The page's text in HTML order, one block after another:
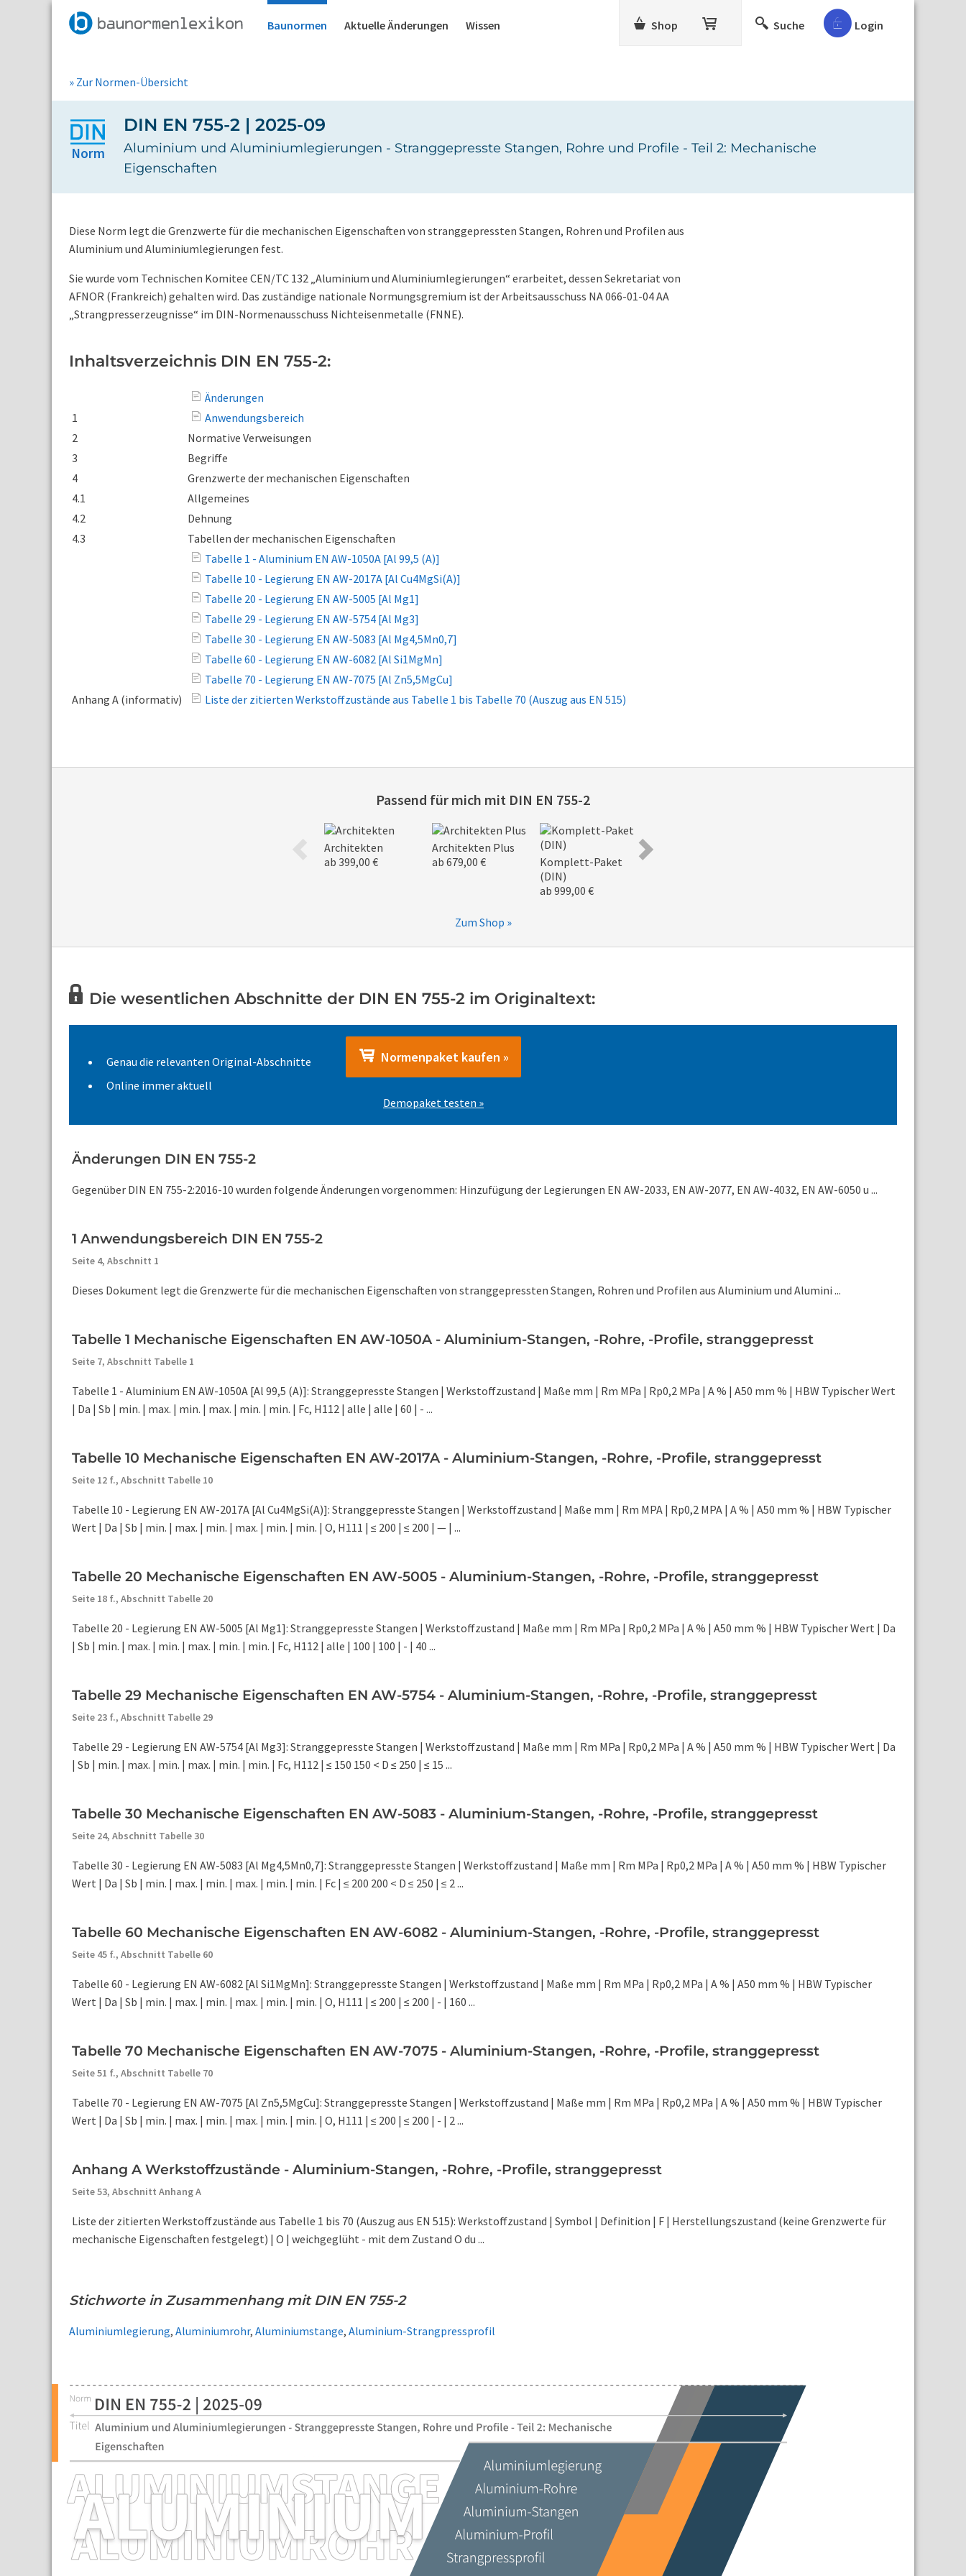
Baunormen Aktuelle Änderungen Wissen Shop Suche Login
» Zur Normen-Übersicht
Norm
DIN EN 755-2 | 2025-09
Aluminium und Aluminiumlegierungen - Stranggepresste Stangen, Rohre und Profile - Teil 2: Mechanische
Eigenschaften
Diese Norm legt die Grenzwerte für die mechanischen Eigenschaften von stranggepressten Stangen, Rohren und Profilen aus
Aluminium und Aluminiumlegierungen fest.
Sie wurde vom Technischen Komitee CEN/TC 132 „Aluminium und Aluminiumlegierungen“ erarbeitet, dessen Sekretariat von
AFNOR (Frankreich) gehalten wird. Das zuständige nationale Normungsgremium ist der Arbeitsausschuss NA 066-01-04 AA
„Strangpresserzeugnisse“ im DIN-Normenausschuss Nichteisenmetalle (FNNE).
Inhaltsverzeichnis DIN EN 755-2:
Änderungen
1
Anwendungsbereich
2
Normative Verweisungen
3
Begriffe
4
Grenzwerte der mechanischen Eigenschaften
4.1
Allgemeines
4.2
Dehnung
4.3
Tabellen der mechanischen Eigenschaften
Tabelle 1 - Aluminium EN AW-1050A [Al 99,5 (A)]
Tabelle 10 - Legierung EN AW-2017A [Al Cu4MgSi(A)]
Tabelle 20 - Legierung EN AW-5005 [Al Mg1]
Tabelle 29 - Legierung EN AW-5754 [Al Mg3]
Tabelle 30 - Legierung EN AW-5083 [Al Mg4,5Mn0,7]
Tabelle 60 - Legierung EN AW-6082 [Al Si1MgMn]
Tabelle 70 - Legierung EN AW-7075 [Al Zn5,5MgCu]
Anhang A (informativ)
Liste der zitierten Werkstoffzustände aus Tabelle 1 bis Tabelle 70 (Auszug aus EN 515)
Passend für mich mit DIN EN 755-2
Architekten
ab 399,00 €
Architekten Plus
ab 679,00 €
Komplett-Paket
(DIN)
ab 999,00 €
Zum Shop »
Die wesentlichen Abschnitte der DIN EN 755-2 im Originaltext:
Genau die relevanten Original-Abschnitte
Online immer aktuell
Normenpaket kaufen »
Demopaket testen »
Änderungen DIN EN 755-2
Gegenüber DIN EN 755-2:2016-10 wurden folgende Änderungen vorgenommen: Hinzufügung der Legierungen EN AW-2033, EN AW-2077, EN AW-4032, EN AW-6050 u ...
1 Anwendungsbereich DIN EN 755-2
Seite 4, Abschnitt 1
Dieses Dokument legt die Grenzwerte für die mechanischen Eigenschaften von stranggepressten Stangen, Rohren und Profilen aus Aluminium und Alumini ...
Tabelle 1 Mechanische Eigenschaften EN AW-1050A - Aluminium-Stangen, -Rohre, -Profile, stranggepresst
Seite 7, Abschnitt Tabelle 1
Tabelle 1 - Aluminium EN AW-1050A [Al 99,5 (A)]: Stranggepresste Stangen | Werkstoffzustand | Maße mm | Rm MPa | Rp0,2 MPa | A % | A50 mm % | HBW Typischer Wert
| Da | Sb | min. | max. | min. | max. | min. | min. | Fc, H112 | alle | alle | 60 | - ...
Tabelle 10 Mechanische Eigenschaften EN AW-2017A - Aluminium-Stangen, -Rohre, -Profile, stranggepresst
Seite 12 f., Abschnitt Tabelle 10
Tabelle 10 - Legierung EN AW-2017A [Al Cu4MgSi(A)]: Stranggepresste Stangen | Werkstoffzustand | Maße mm | Rm MPA | Rp0,2 MPA | A % | A50 mm % | HBW Typischer
Wert | Da | Sb | min. | max. | min. | max. | min. | min. | O, H111 | ≤ 200 | ≤ 200 | — | ...
Tabelle 20 Mechanische Eigenschaften EN AW-5005 - Aluminium-Stangen, -Rohre, -Profile, stranggepresst
Seite 18 f., Abschnitt Tabelle 20
Tabelle 20 - Legierung EN AW-5005 [Al Mg1]: Stranggepresste Stangen | Werkstoffzustand | Maße mm | Rm MPa | Rp0,2 MPa | A % | A50 mm % | HBW Typischer Wert | Da
| Sb | min. | max. | min. | max. | min. | min. | Fc, H112 | alle | 100 | 100 | - | 40 ...
Tabelle 29 Mechanische Eigenschaften EN AW-5754 - Aluminium-Stangen, -Rohre, -Profile, stranggepresst
Seite 23 f., Abschnitt Tabelle 29
Tabelle 29 - Legierung EN AW-5754 [Al Mg3]: Stranggepresste Stangen | Werkstoffzustand | Maße mm | Rm MPa | Rp0,2 MPa | A % | A50 mm % | HBW Typischer Wert | Da
| Sb | min. | max. | min. | max. | min. | min. | Fc, H112 | ≤ 150 150 < D ≤ 250 | ≤ 15 ...
Tabelle 30 Mechanische Eigenschaften EN AW-5083 - Aluminium-Stangen, -Rohre, -Profile, stranggepresst
Seite 24, Abschnitt Tabelle 30
Tabelle 30 - Legierung EN AW-5083 [Al Mg4,5Mn0,7]: Stranggepresste Stangen | Werkstoffzustand | Maße mm | Rm MPa | Rp0,2 MPa | A % | A50 mm % | HBW Typischer
Wert | Da | Sb | min. | max. | min. | max. | min. | min. | Fc | ≤ 200 200 < D ≤ 250 | ≤ 2 ...
Tabelle 60 Mechanische Eigenschaften EN AW-6082 - Aluminium-Stangen, -Rohre, -Profile, stranggepresst
Seite 45 f., Abschnitt Tabelle 60
Tabelle 60 - Legierung EN AW-6082 [Al Si1MgMn]: Stranggepresste Stangen | Werkstoffzustand | Maße mm | Rm MPa | Rp0,2 MPa | A % | A50 mm % | HBW Typischer
Wert | Da | Sb | min. | max. | min. | max. | min. | min. | O, H111 | ≤ 200 | ≤ 200 | - | 160 ...
Tabelle 70 Mechanische Eigenschaften EN AW-7075 - Aluminium-Stangen, -Rohre, -Profile, stranggepresst
Seite 51 f., Abschnitt Tabelle 70
Tabelle 70 - Legierung EN AW-7075 [Al Zn5,5MgCu]: Stranggepresste Stangen | Werkstoffzustand | Maße mm | Rm MPa | Rp0,2 MPa | A % | A50 mm % | HBW Typischer
Wert | Da | Sb | min. | max. | min. | max. | min. | min. | O, H111 | ≤ 200 | ≤ 200 | - | 2 ...
Anhang A Werkstoffzustände - Aluminium-Stangen, -Rohre, -Profile, stranggepresst
Seite 53, Abschnitt Anhang A
Liste der zitierten Werkstoffzustände aus Tabelle 1 bis 70 (Auszug aus EN 515): Werkstoffzustand | Symbol | Definition | F | Herstellungszustand (keine Grenzwerte für
mechanische Eigenschaften festgelegt) | O | weichgeglüht - mit dem Zustand O du ...
Stichworte in Zusammenhang mit DIN EN 755-2
Aluminiumlegierung, Aluminiumrohr, Aluminiumstange, Aluminium-Strangpressprofil